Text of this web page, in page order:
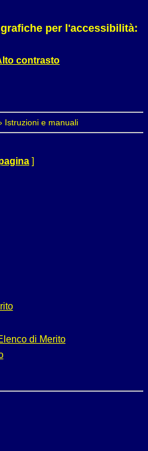
per l'accessibilità:
contrasto
Istruzioni e manuali
]
di Merito